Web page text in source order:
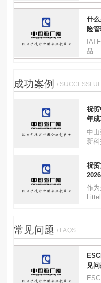
什
险
品...
成功案例 /
祝
年
中
新科
祝
作
常见问题 / FAQS
见